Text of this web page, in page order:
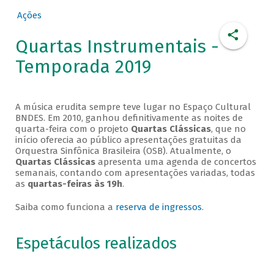
Ações
Quartas Instrumentais -
Temporada 2019
A música erudita sempre teve lugar no Espaço Cultural
BNDES. Em 2010, ganhou definitivamente as noites de
quarta-feira com o projeto Quartas Clássicas, que no
início oferecia ao público apresentações gratuitas da
Orquestra Sinfônica Brasileira (OSB). Atualmente, o
Quartas Clássicasapresenta uma agenda de concertos
semanais, contando com apresentações variadas, todas
as quartas-feiras às 19h.
Saiba como funciona a reserva de ingressos.
Espetáculos realizados